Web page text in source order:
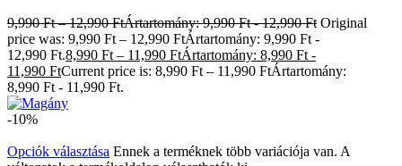
9,990Ft – 12,990FtÁrtartomány: 9,990 Ft - 12,990 Ft Original
price was: 9,990 Ft – 12,990 FtÁrtartomány: 9,990 Ft -
12,990 Ft.8,990 Ft – 11,990 FtÁrtartomány: 8,990 Ft -
11,990 FtCurrent price is: 8,990 Ft – 11,990 FtÁrtartomány:
8,990 Ft - 11,990 Ft.
-10%
Opciók választása Ennek a terméknek több variációja van. A